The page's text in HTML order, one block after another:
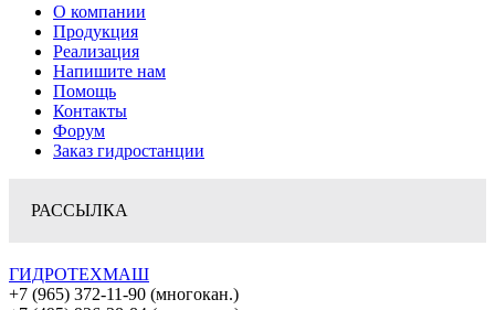
О компании
Продукция
Реализация
Напишите нам
Помощь
Контакты
Форум
Заказ гидростанции
РАССЫЛКА
ГИДРОТЕХМАШ
+7 (965) 372-11-90 (многокан.)